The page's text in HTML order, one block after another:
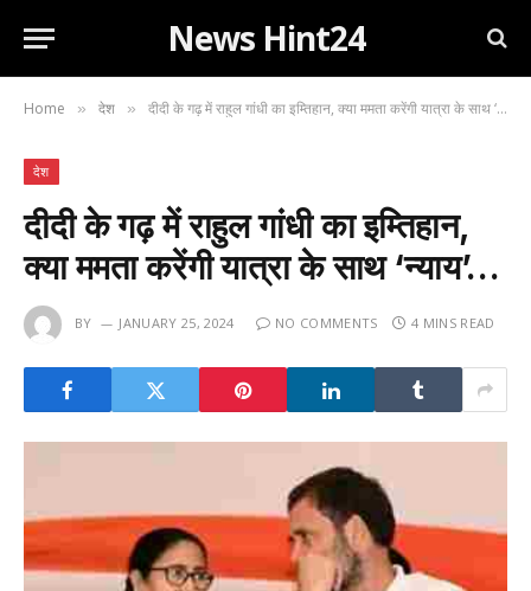
News Hint24
Home » देश » दीदी के गढ़ में राहुल गांधी का इम्तिहान, क्या ममता करेंगी यात्रा के साथ ‘न्याय’…
देश
दीदी के गढ़ में राहुल गांधी का इम्तिहान,
क्या ममता करेंगी यात्रा के साथ ‘न्याय’…
BY JANUARY 25, 2024 NO COMMENTS 4 MINS READ